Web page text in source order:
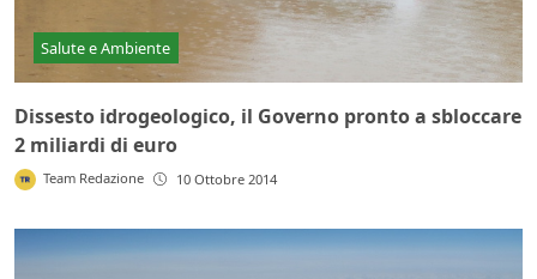
Salute e Ambiente
Dissesto idrogeologico, il Governo pronto a sbloccare
2 miliardi di euro
Team Redazione 10 Ottobre 2014